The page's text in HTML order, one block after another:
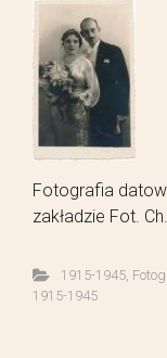
Fotografia
zakładzie Fot.
1915-1945,
1915-1945